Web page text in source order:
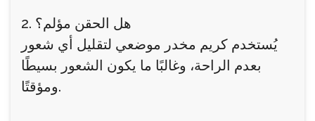
2. هل الحقن مؤلم؟
يُستخدم كريم مخدر موضعي لتقليل أي شعور
بعدم الراحة، وغالبًا ما يكون الشعور بسيطًا
ومؤقتًا.